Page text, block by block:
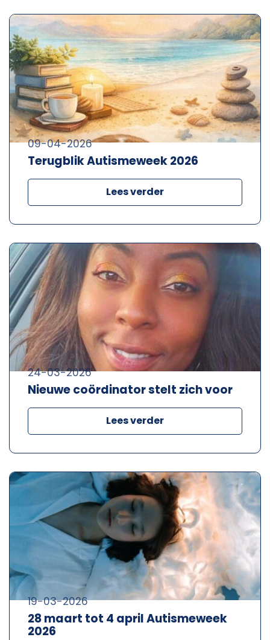
Terugblik Autismeweek 2026
09-04-2026
Lees verder
Nieuwe coördinator stelt zich voor
24-03-2026
Lees verder
28 maart tot 4 april Autismeweek
2026
19-03-2026